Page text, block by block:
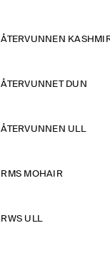
ÅTERVUNNEN
ÅTERVUNNET DUN
ÅTERVUNNEN ULL
RMS MOHAIR
RWS ULL